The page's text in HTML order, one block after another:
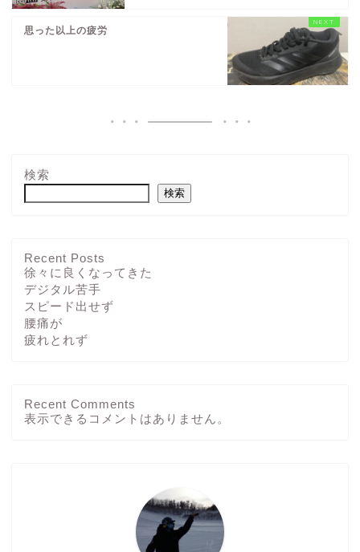
思った以上の疲労
検索
検索
Recent Posts
徐々に良くなってきた
デジタル苦手
スピード出せず
腰痛が
疲れとれず
Recent Comments
表示できるコメントはありません。